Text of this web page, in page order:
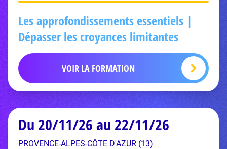
Les approfondissements essentiels |
Dépasser les croyances limitantes
VOIR LA FORMATION
Du 20/11/26 au 22/11/26
PROVENCE-ALPES-CÔTE D'AZUR (13)